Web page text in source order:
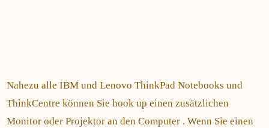
Nahezu alle IBM und Lenovo ThinkPad Notebooks und
ThinkCentre können Sie hook up einen zusätzlichen
Monitor oder Projektor an den Computer . Wenn Sie einen